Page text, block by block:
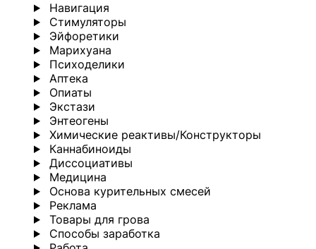
Навигация
Стимуляторы
Эйфоретики
Марихуана
Психоделики
Аптека
Опиаты
Экстази
Энтеогены
Химические реактивы/Конструкторы
Каннабиноиды
Диссоциативы
Медицина
Основа курительных смесей
Реклама
Товары для грова
Способы заработка